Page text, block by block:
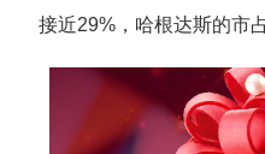
接近29%，哈根达斯的市